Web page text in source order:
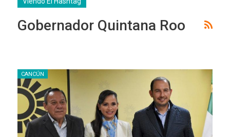
Gobernador Quintana Roo
CANCÚN